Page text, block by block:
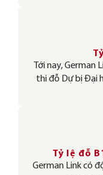
Tới nay, German
thi đỗ Dự bị Đại
Tỷ lệ đỗ
German Link có